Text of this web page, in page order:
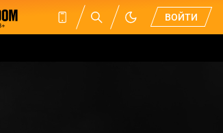
ВОЙТИ